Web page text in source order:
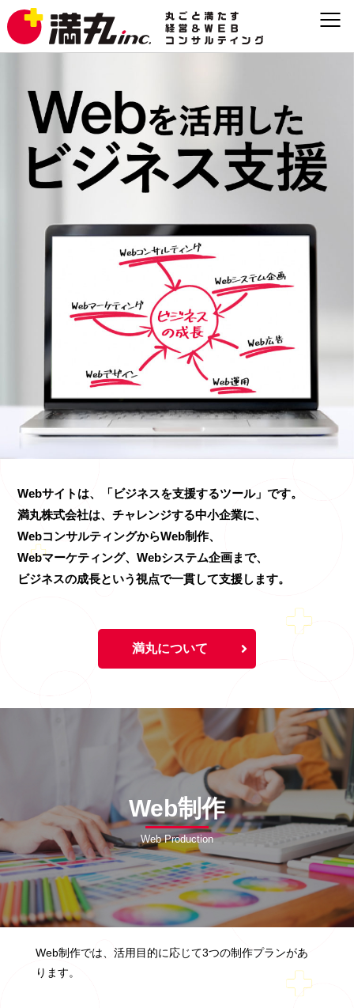
Webサイトは、「ビジネスを支援するツール」です。
満丸株式会社は、チャレンジする中小企業に、
WebコンサルティングからWeb制作、
Webマーケティング、Webシステム企画まで、
ビジネスの成長という視点で一貫して支援します。
満丸について
Web制作
Web Production
Web制作では、活用目的に応じて3つの制作プランがあ
ります。